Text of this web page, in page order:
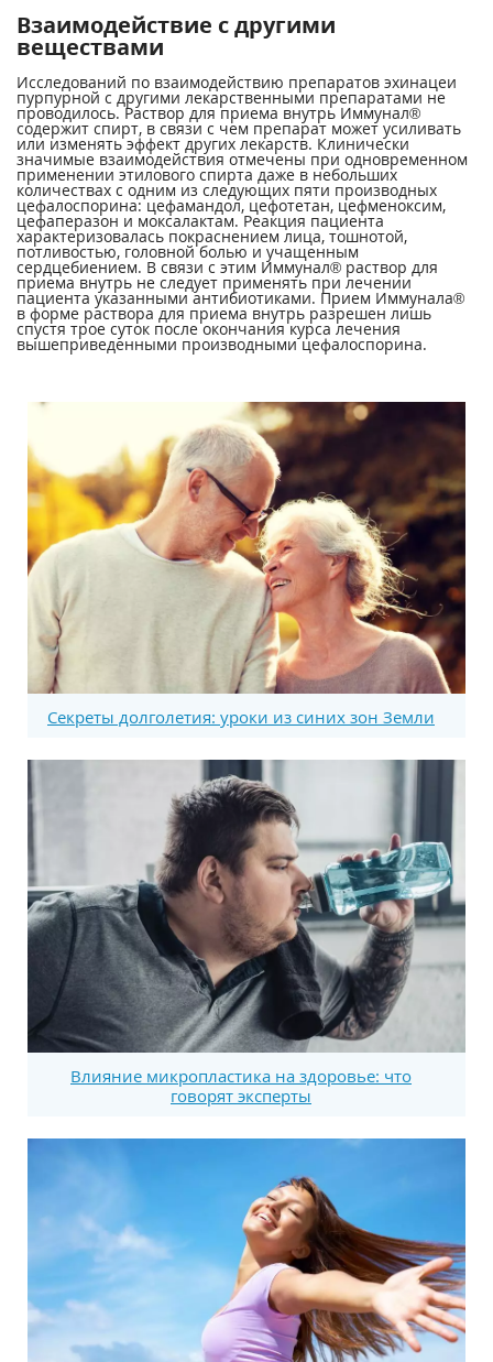
Взаимодействие с другими
веществами
Исследований по взаимодействию препаратов эхинацеи
пурпурной с другими лекарственными препаратами не
проводилось. Раствор для приема внутрь Иммунал®
содержит спирт, в связи с чем препарат может усиливать
или изменять эффект других лекарств. Клинически
значимые взаимодействия отмечены при одновременном
применении этилового спирта даже в небольших
количествах с одним из следующих пяти производных
цефалоспорина: цефамандол, цефотетан, цефменоксим,
цефаперазон и моксалактам. Реакция пациента
характеризовалась покраснением лица, тошнотой,
потливостью, головной болью и учащенным
сердцебиением. В связи с этим Иммунал® раствор для
приема внутрь не следует применять при лечении
пациента указанными антибиотиками. Прием Иммунала®
в форме раствора для приема внутрь разрешен лишь
спустя трое суток после окончания курса лечения
вышеприведенными производными цефалоспорина.
Секреты долголетия: уроки из синих зон Земли
Влияние микропластика на здоровье: что
говорят эксперты